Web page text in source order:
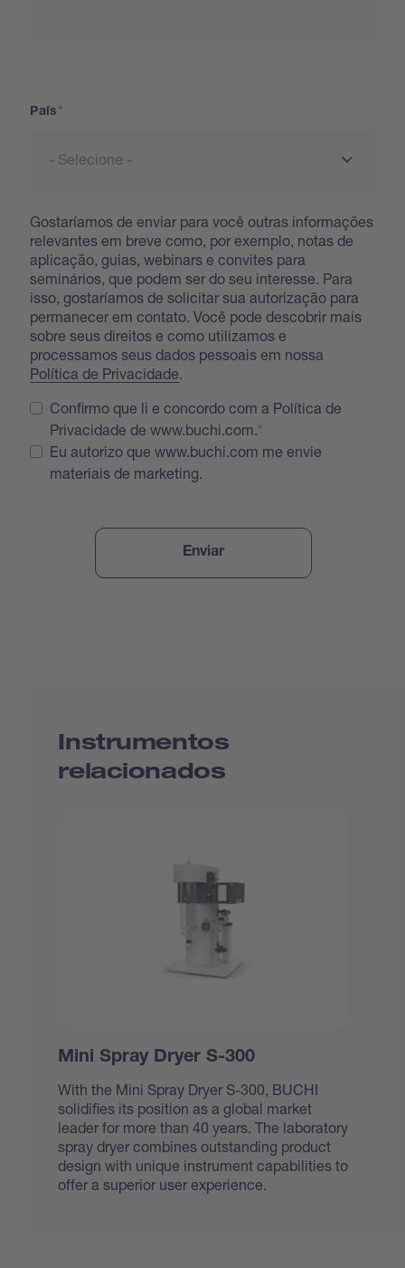
País
Gostaríamos de enviar para você outras informações
relevantes em breve como, por exemplo, notas de
aplicação, guias, webinars e convites para
seminários, que podem ser do seu interesse. Para
isso, gostaríamos de solicitar sua autorização para
permanecer em contato. Você pode descobrir mais
sobre seus direitos e como utilizamos e
processamos seus dados pessoais em nossa
Política de Privacidade
Confirmo que li e concordo com a Política de
Privacidade de www.buchi.com.
Eu autorizo que www.buchi.com me envie
materiais de marketing.
Instrumentos
relacionados
Mini Spray Dryer S-300
With the Mini Spray Dryer S-300, BUCHI
solidifies its position as a global market
leader for more than 40 years. The laboratory
spray dryer combines outstanding product
design with unique instrument capabilities to
offer a superior user experience.